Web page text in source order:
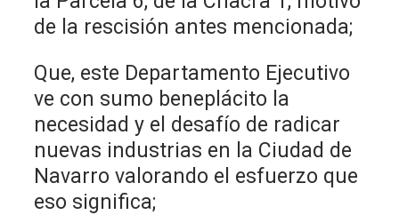
de la rescisión antes mencionada;
Que, este Departamento Ejecutivo
ve con sumo beneplácito la
necesidad y el desafío de radicar
nuevas industrias en la Ciudad de
Navarro valorando el esfuerzo que
eso significa;